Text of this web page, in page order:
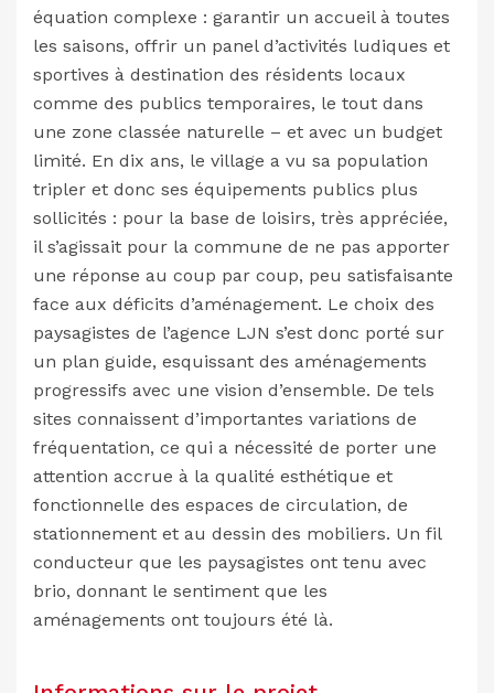
équation complexe : garantir un accueil à toutes
les saisons, offrir un panel d’activités ludiques et
sportives à destination des résidents locaux
comme des publics temporaires, le tout dans
une zone classée naturelle – et avec un budget
limité. En dix ans, le village a vu sa population
tripler et donc ses équipements publics plus
sollicités : pour la base de loisirs, très appréciée,
il s’agissait pour la commune de ne pas apporter
une réponse au coup par coup, peu satisfaisante
face aux déficits d’aménagement. Le choix des
paysagistes de l’agence LJN s’est donc porté sur
un plan guide, esquissant des aménagements
progressifs avec une vision d’ensemble. De tels
sites connaissent d’importantes variations de
fréquentation, ce qui a nécessité de porter une
attention accrue à la qualité esthétique et
fonctionnelle des espaces de circulation, de
stationnement et au dessin des mobiliers. Un fil
conducteur que les paysagistes ont tenu avec
brio, donnant le sentiment que les
aménagements ont toujours été là.